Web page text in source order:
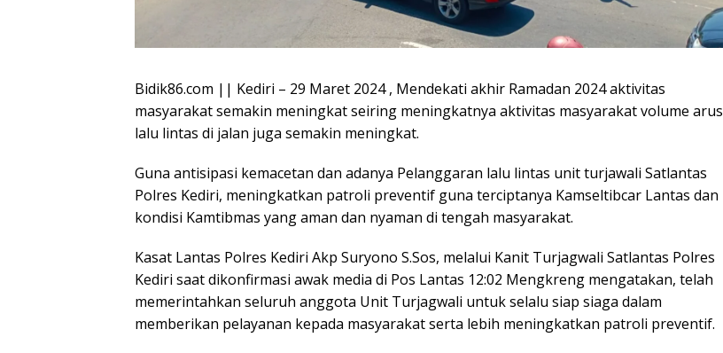
Bidik86.com || Kediri – 29 Maret 2024 , Mendekati akhir Ramadan 2024 aktivitas
masyarakat semakin meningkat seiring meningkatnya aktivitas masyarakat volume arus
lalu lintas di jalan juga semakin meningkat.
Guna antisipasi kemacetan dan adanya Pelanggaran lalu lintas unit turjawali Satlantas
Polres Kediri, meningkatkan patroli preventif guna terciptanya Kamseltibcar Lantas dan
kondisi Kamtibmas yang aman dan nyaman di tengah masyarakat.
Kasat Lantas Polres Kediri Akp Suryono S.Sos, melalui Kanit Turjagwali Satlantas Polres
Kediri saat dikonfirmasi awak media di Pos Lantas 12:02 Mengkreng mengatakan, telah
memerintahkan seluruh anggota Unit Turjagwali untuk selalu siap siaga dalam
memberikan pelayanan kepada masyarakat serta lebih meningkatkan patroli preventif.